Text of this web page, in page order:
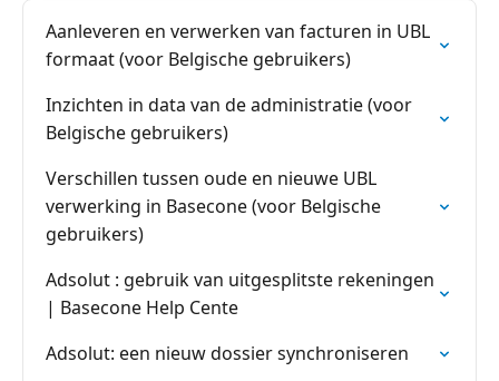
Aanleveren en verwerken van facturen in UBL
formaat (voor Belgische gebruikers)
Inzichten in data van de administratie (voor
Belgische gebruikers)
Verschillen tussen oude en nieuwe UBL
verwerking in Basecone (voor Belgische
gebruikers)
Adsolut : gebruik van uitgesplitste rekeningen
| Basecone Help Cente
Adsolut: een nieuw dossier synchroniseren